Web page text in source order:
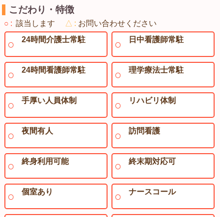
こだわり・特徴
○ 該当します △
お問い合わせください
24時間介護士常駐
日中看護師常駐
24時間看護師常駐 理学療法士常駐
手厚い人員体制 リハビリ体制
夜間有人 訪問看護
終身利用可能 終末期対応可
個室あり ナースコール